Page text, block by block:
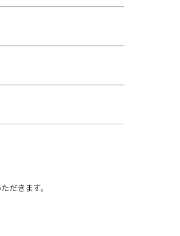
だきます。